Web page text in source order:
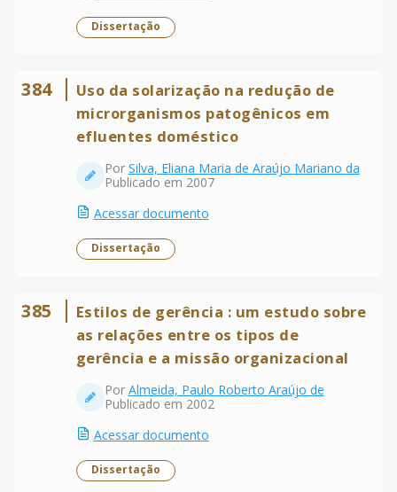
Dissertação
384
Uso da solarização na redução de
microrganismos patogênicos em
efluentes doméstico
Por Silva, Eliana Maria de Araújo Mariano da
Publicado em 2007
Acessar documento
Dissertação
385
Estilos de gerência : um estudo sobre
as relações entre os tipos de
gerência e a missão organizacional
Por Almeida, Paulo Roberto Araújo de
Publicado em 2002
Acessar documento
Dissertação